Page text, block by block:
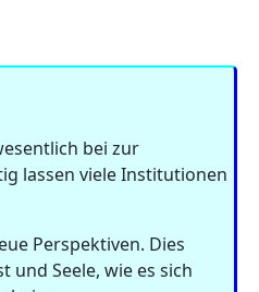
bei zur
lassen viele Institutionen
Perspektiven. Dies
Seele, wie es sich